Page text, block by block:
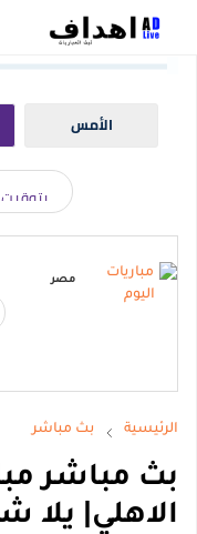
الأمس
مصر
الرئيسية بث مباشر
بث مباشر
الاهلي| يلا